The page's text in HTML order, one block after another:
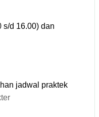
s/d 16.00) dan
jadwal praktek